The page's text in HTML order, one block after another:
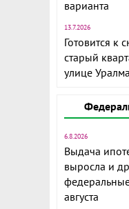
варианта
13.7.2026
Готовится к
старый
улице
6.8.2026
Выдача
выросла и
августа